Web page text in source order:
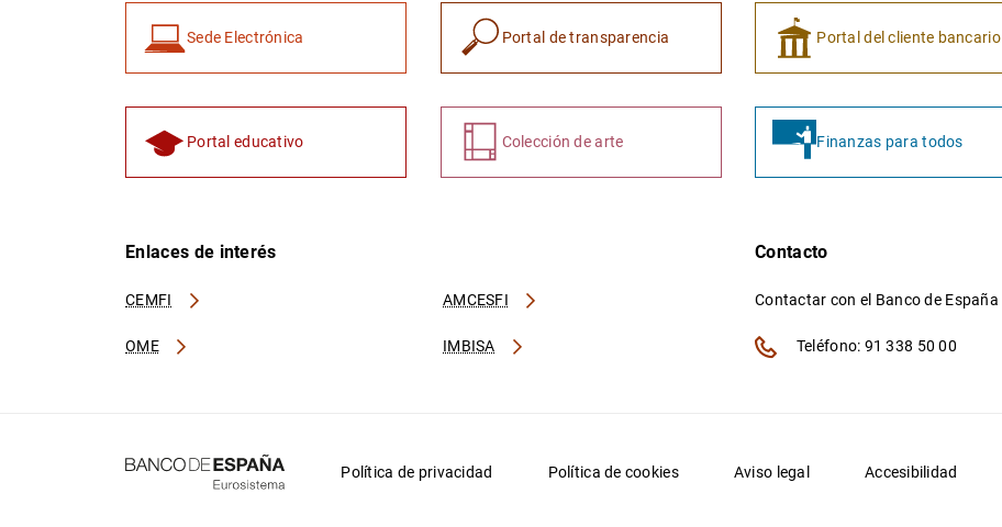
Sede Electrónica Portal de transparencia Portal del cliente bancario
Portal educativo Colección de arte Finanzas para todos
Enlaces de interés
CEMFI AMCESFI
OME IMBISA
Contacto
Contactar con el Banco de España
Teléfono: 91 338 50 00
Política de privacidad Política de cookies Aviso legal Accesibilidad